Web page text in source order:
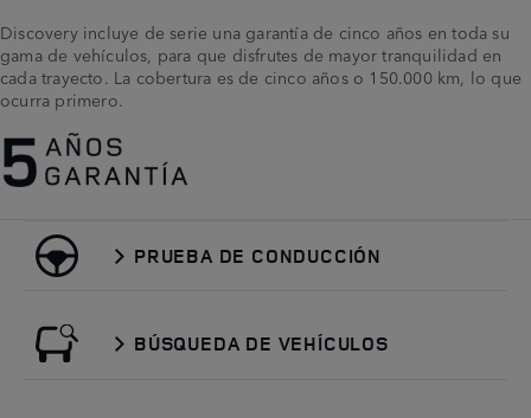
Discovery incluye de serie una garantía de cinco años en toda su
gama de vehículos, para que disfrutes de mayor tranquilidad en
cada trayecto. La cobertura es de cinco años o 150.000 km, lo que
ocurra primero.
PRUEBA DE CONDUCCIÓN
BÚSQUEDA DE VEHÍCULOS